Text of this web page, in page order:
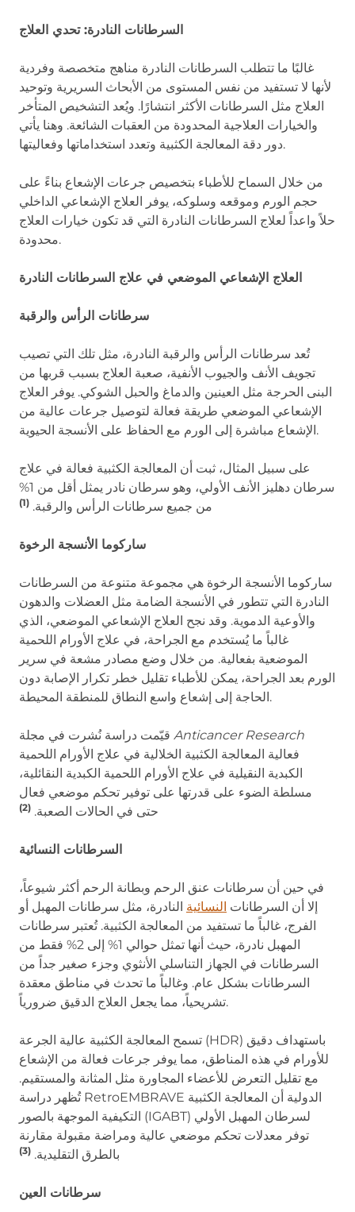
السرطانات النادرة: تحدي العلاج
غالبًا ما تتطلب السرطانات النادرة مناهج متخصصة وفردية
لأنها لا تستفيد من نفس المستوى من الأبحاث السريرية وتوحيد
العلاج مثل السرطانات الأكثر انتشارًا. ويُعد التشخيص المتأخر
والخيارات العلاجية المحدودة من العقبات الشائعة. وهنا يأتي
دور دقة المعالجة الكثبية وتعدد استخداماتها وفعاليتها.
من خلال السماح للأطباء بتخصيص جرعات الإشعاع بناءً على
حجم الورم وموقعه وسلوكه، يوفر العلاج الإشعاعي الداخلي
حلاً واعداً لعلاج السرطانات النادرة التي قد تكون خيارات العلاج
محدودة.
العلاج الإشعاعي الموضعي في علاج السرطانات النادرة
سرطانات الرأس والرقبة
تُعد سرطانات الرأس والرقبة النادرة، مثل تلك التي تصيب
تجويف الأنف والجيوب الأنفية، صعبة العلاج بسبب قربها من
البنى الحرجة مثل العينين والدماغ والحبل الشوكي. يوفر العلاج
الإشعاعي الموضعي طريقة فعالة لتوصيل جرعات عالية من
الإشعاع مباشرة إلى الورم مع الحفاظ على الأنسجة الحيوية.
على سبيل المثال، ثبت أن المعالجة الكثبية فعالة في علاج
سرطان دهليز الأنف الأولي، وهو سرطان نادر يمثل أقل من 1%
من جميع سرطانات الرأس والرقبة. (1)
ساركوما الأنسجة الرخوة
ساركوما الأنسجة الرخوة هي مجموعة متنوعة من السرطانات
النادرة التي تتطور في الأنسجة الضامة مثل العضلات والدهون
والأوعية الدموية. وقد نجح العلاج الإشعاعي الموضعي، الذي
غالباً ما يُستخدم مع الجراحة، في علاج الأورام اللحمية
الموضعية بفعالية. من خلال وضع مصادر مشعة في سرير
الورم بعد الجراحة، يمكن للأطباء تقليل خطر تكرار الإصابة دون
الحاجة إلى إشعاع واسع النطاق للمنطقة المحيطة.
Anticancer Research
فعالية المعالجة الكثبية الخلالية في علاج الأورام اللحمية
الكبدية النقيلية في علاج الأورام اللحمية الكبدية النقائلية،
مسلطة الضوء على قدرتها على توفير تحكم موضعي فعال
حتى في الحالات الصعبة. (2)
السرطانات النسائية
في حين أن سرطانات عنق الرحم وبطانة الرحم أكثر شيوعاً،
إلا أن السرطانات النسائية النادرة، مثل سرطانات المهبل أو
الفرج، غالباً ما تستفيد من المعالجة الكثبية. تُعتبر سرطانات
المهبل نادرة، حيث أنها تمثل حوالي 1% إلى 2% فقط من
السرطانات في الجهاز التناسلي الأنثوي وجزء صغير جداً من
السرطانات بشكل عام. وغالباً ما تحدث في مناطق معقدة
تشريحياً، مما يجعل العلاج الدقيق ضرورياً.
تسمح المعالجة الكثبية عالية الجرعة (HDR) باستهداف دقيق
للأورام في هذه المناطق، مما يوفر جرعات فعالة من الإشعاع
مع تقليل التعرض للأعضاء المجاورة مثل المثانة والمستقيم.
تُظهر دراسة RetroEMBRAVE الدولية أن المعالجة الكثبية
التكيفية الموجهة بالصور (IGABT) لسرطان المهبل الأولي
توفر معدلات تحكم موضعي عالية ومراضة مقبولة مقارنة
بالطرق التقليدية. (3)
سرطانات العين